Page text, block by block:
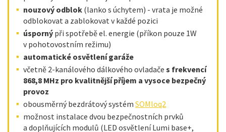
nouzový odblok (lanko s úchytem) - vrata je možné
odblokovat a zablokovat v každé pozici
úsporný při spotřebě el. energie (příkon pouze 1W
v pohotovostním režimu)
automatické osvětlení garáže
včetně 2-kanálového dálkového ovladače s frekvencí
868,8 MHz pro kvalitnější příjem a vysoce bezpečný
provoz
obousměrný bezdrátový systém SOMloq2
možnost instalace dvou bezpečnostních prvků
a doplňujících modulů (LED osvětlení Lumi base+,